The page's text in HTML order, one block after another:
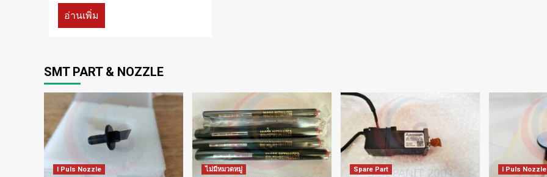
อ่านเพิ่ม
SMT PART & NOZZLE
I Puls Nozzle ไม่มีหมวดหมู่ Spare Part I Puls Nozzle